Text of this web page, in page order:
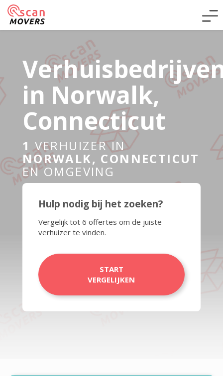
in Norwalk,
Connecticut
1 VERHUIZER IN
NORWALK, CONNECTICUT
EN OMGEVING
Hulp nodig bij het zoeken?
Vergelijk tot 6 offertes om de juiste
verhuizer te vinden.
START
VERGELIJKEN